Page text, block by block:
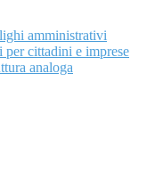
amministrativi
cittadini e imprese
analoga